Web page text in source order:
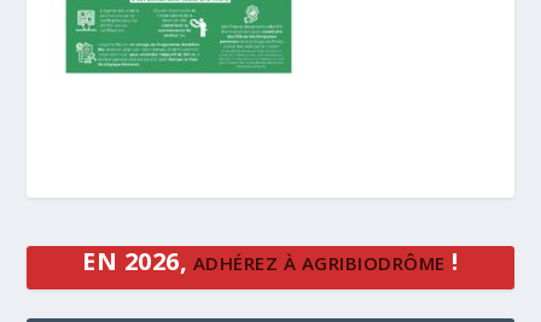
EN 2026, ADHÉREZ À AGRIBIODRÔME !